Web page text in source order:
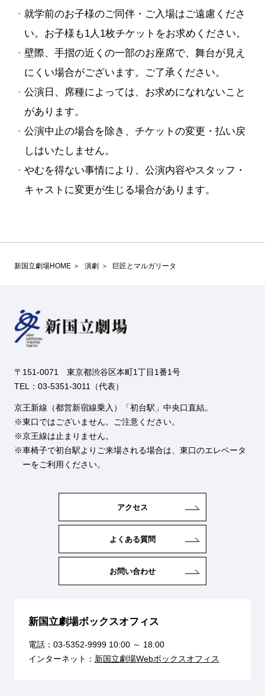
就学前のお子様のご同伴・ご入場はご遠慮くださ
い。お子様も1人1枚チケットをお求めください。
壁際、手摺の近くの一部のお座席で、舞台が見え
にくい場合がございます。ご了承ください。
公演日、席種によっては、お求めになれないこと
があります。
公演中止の場合を除き、チケットの変更・払い戻
しはいたしません。
やむを得ない事情により、公演内容やスタッフ・
キャストに変更が生じる場合があります。
新国立劇場HOME 演劇 巨匠とマルガリータ
〒151-0071 東京都渋谷区本町1丁目1番1号
TEL：03-5351-3011（代表）
京王新線（都営新宿線乗入）「初台駅」中央口直結。
東口ではございません。ご注意ください。
京王線は止まりません。
車椅子で初台駅よりご来場される場合は、東口のエレベータ
ーをご利用ください。
アクセス
よくある質問
お問い合わせ
新国立劇場ボックスオフィス
電話： 03-5352-999910:00 ～ 18:00
インターネット： 新国立劇場Webボックスオフィス